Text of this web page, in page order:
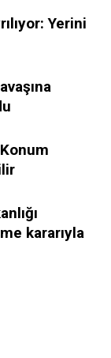
Yerini
kararıyla